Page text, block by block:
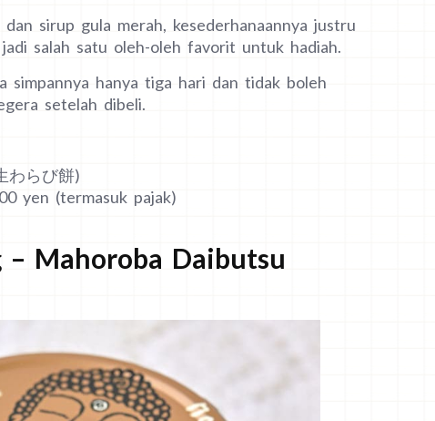
sirup gula merah, kesederhanaannya justru
salah satu oleh-oleh favorit untuk hadiah.
simpannya hanya tiga hari dan tidak boleh
setelah dibeli.
わらび餅)
yen (termasuk pajak)
– Mahoroba Daibutsu